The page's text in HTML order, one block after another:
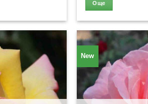
Още
New